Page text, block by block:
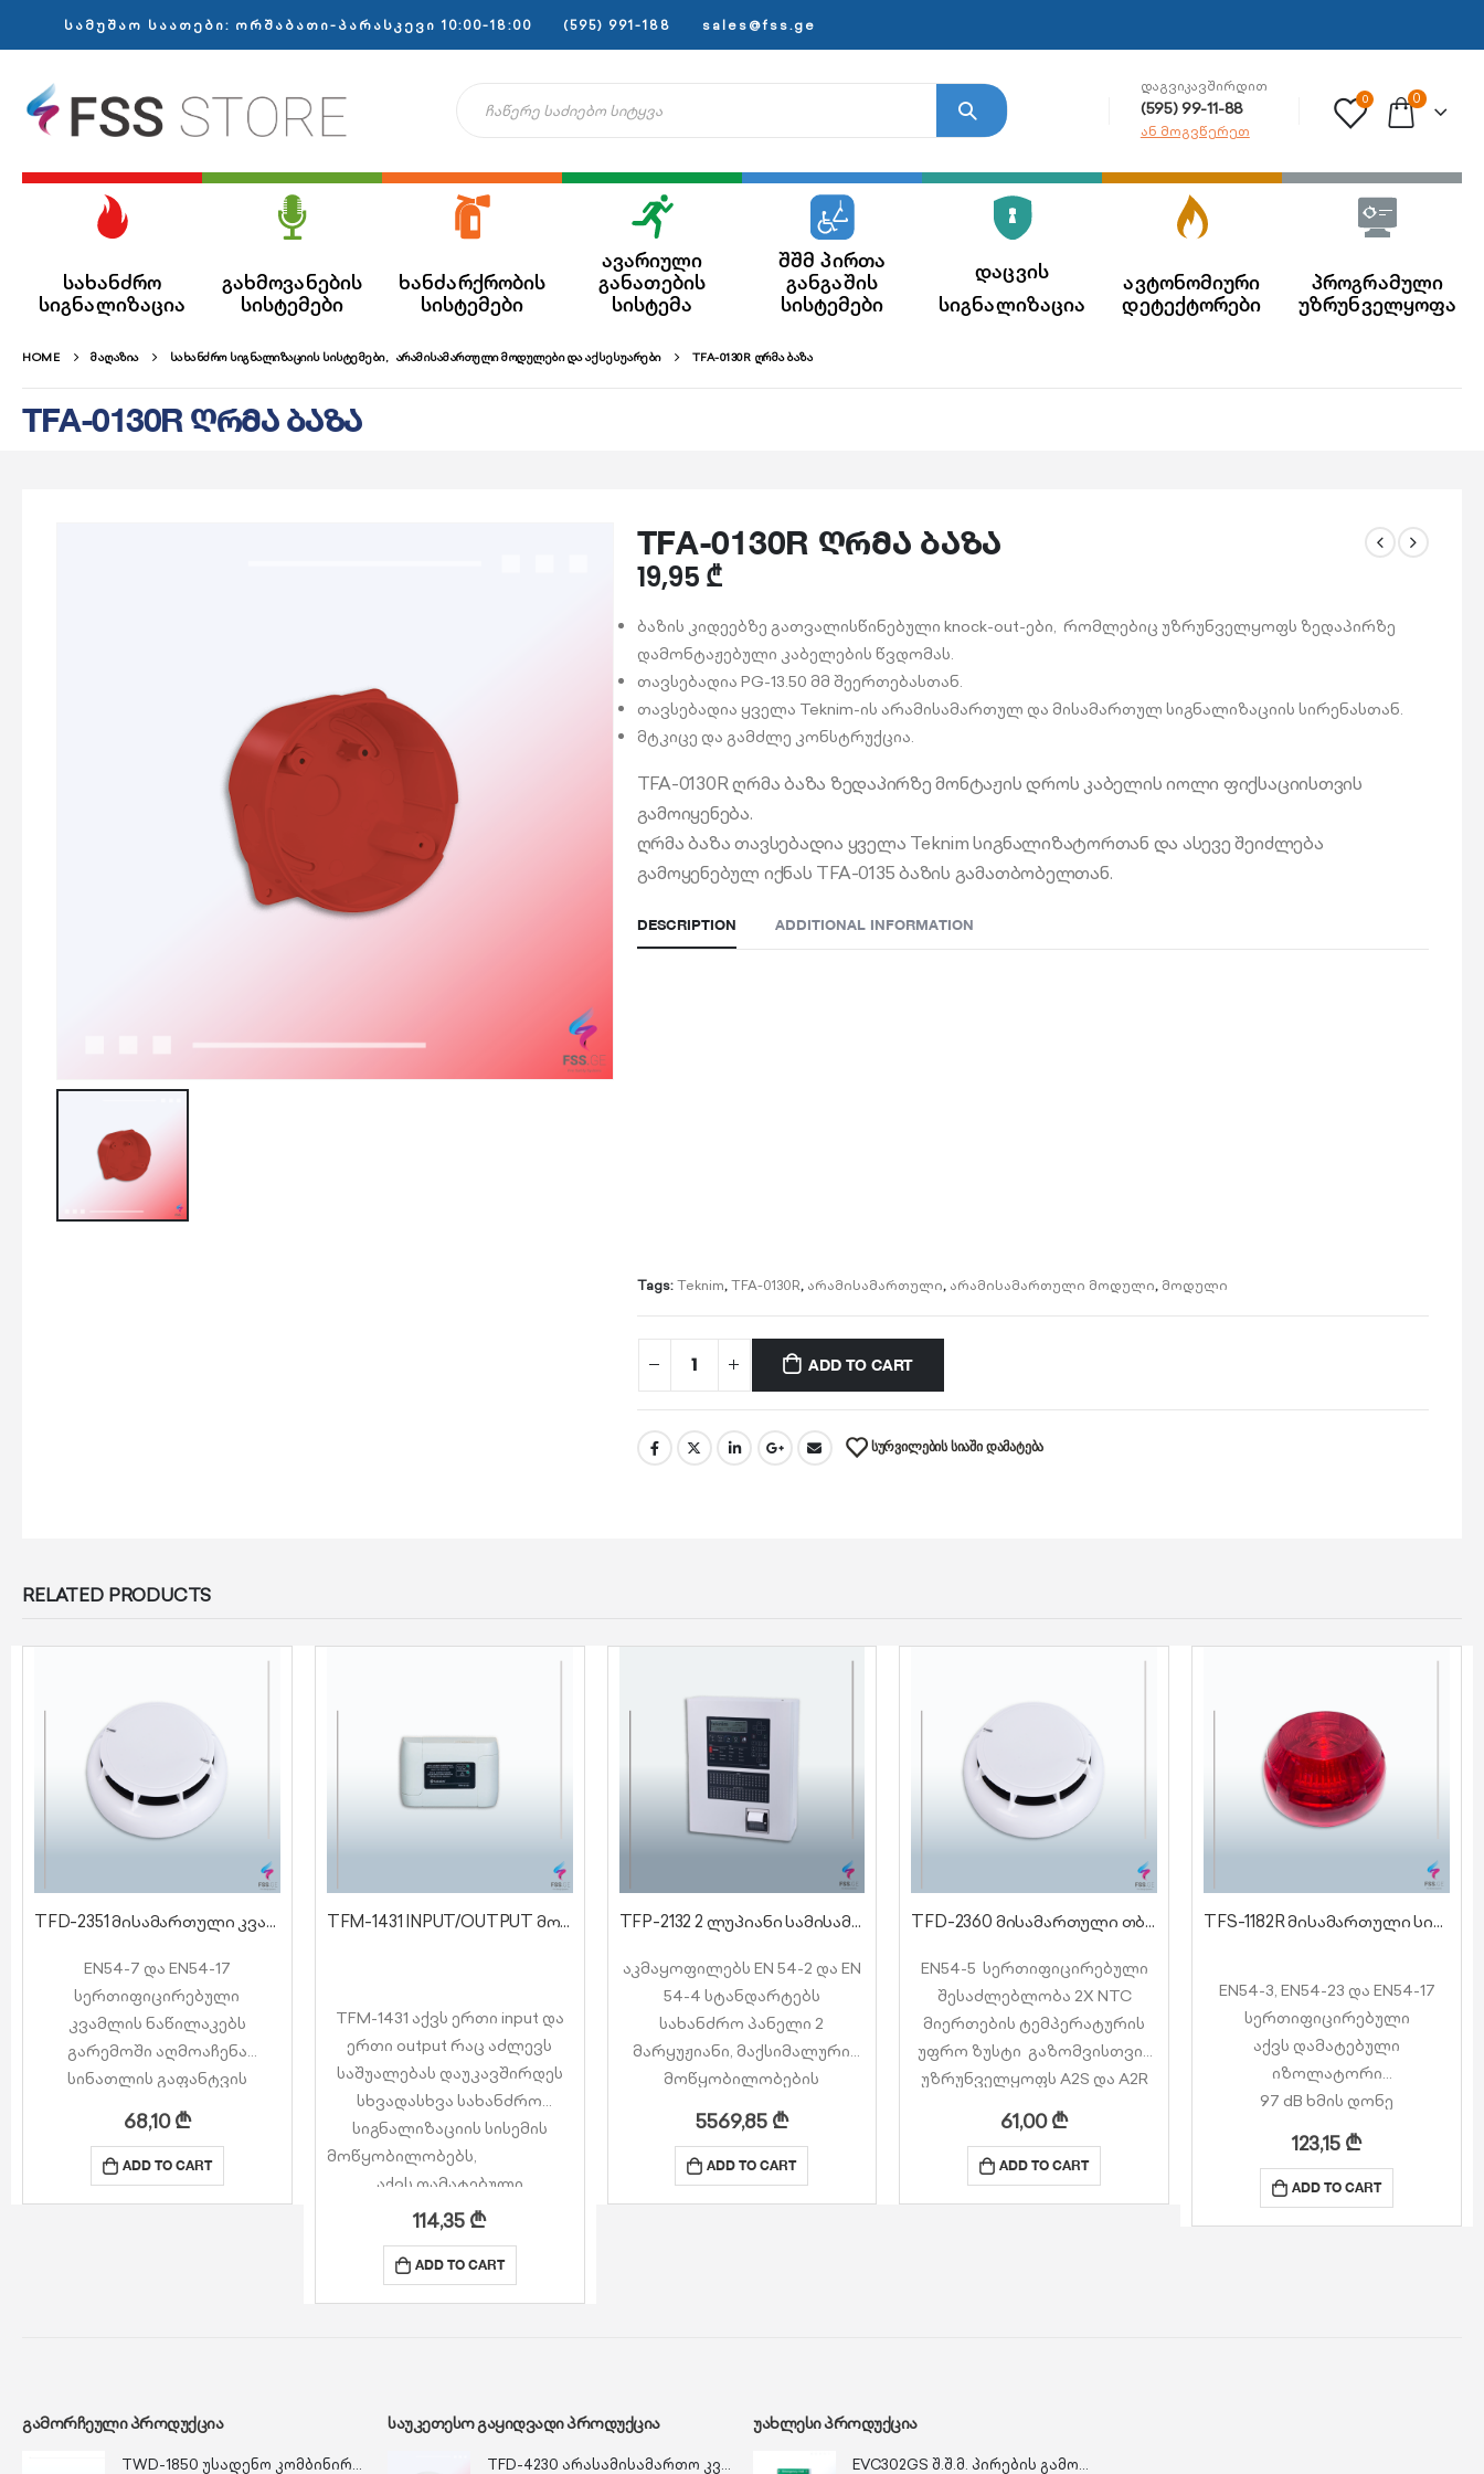
სამუშაო საათები: ორშაბათი-პარასკევი 10:00-18:00 (595) 991-188 sales@fss.ge
ᲓᲐᲒᲕᲘᲙᲐᲕᲨᲘᲠᲓᲘᲗ
(595) 99-11-88
ან მოგვწერეთ
0 0
სახანძრო
სიგნალიზაცია
გახმოვანების
სისტემები
ხანძარქრობის
სისტემები
ავარიული
განათების
სისტემა
შშმ პირთა
განგაშის
სისტემები
დაცვის
სიგნალიზაცია
ავტონომიური
დეტექტორები
პროგრამული
უზრუნველყოფა
HOME ᲛᲐᲦᲐᲖᲘᲐ ᲡᲐᲮᲐᲜᲫᲠᲝ ᲡᲘᲒᲜᲐᲚᲘᲖᲐᲪᲘᲘᲡ ᲡᲘᲡᲢᲔᲛᲔᲑᲘ, ᲐᲠᲐᲛᲘᲡᲐᲛᲐᲠᲗᲣᲚᲘ ᲛᲝᲓᲣᲚᲔᲑᲘ ᲓᲐ ᲐᲥᲡᲔᲡᲣᲐᲠᲔᲑᲘ TFA-0130R ᲦᲠᲛᲐ ᲑᲐᲖᲐ
TFA-0130R ღრმა ბაზა
TFA-0130R ღრმა ბაზა
19,95 ₾
ბაზის კიდეებზე გათვალისწინებული knock-out-ები, რომლებიც უზრუნველყოფს ზედაპირზე
დამონტაჟებული კაბელების წვდომას.
თავსებადია PG-13.50 მმ შეერთებასთან.
თავსებადია ყველა Teknim-ის არამისამართულ და მისამართულ სიგნალიზაციის სირენასთან.
მტკიცე და გამძლე კონსტრუქცია.
TFA-0130R ღრმა ბაზა ზედაპირზე მონტაჟის დროს კაბელის იოლი ფიქსაციისთვის
გამოიყენება.
ღრმა ბაზა თავსებადია ყველა Teknim სიგნალიზატორთან და ასევე შეიძლება
გამოყენებულ იქნას TFA-0135 ბაზის გამათბობელთან.
DESCRIPTION ADDITIONAL INFORMATION
Tags:Teknim,TFA-0130R, არამისამართული, არამისამართული მოდული, მოდული
ADD TO CART
ᲡᲣᲠᲕᲘᲚᲔᲑᲘᲡ ᲡᲘᲐᲨᲘ ᲓᲐᲛᲐᲢᲔᲑᲐ
RELATED PRODUCTS
TFD-2351 მისამართული კვამლის დეტექტორი იზოლატორით
EN54-7 და EN54-17
სერთიფიცირებული
კვამლის ნაწილაკებს
გარემოში აღმოაჩენა
სინათლის გაფანტვის
პრინციპით
2x LED ინდიკატორი,
საშუალებას გაძლევს
დეტექტორის დანახვის 360 °
68,10₾
ADD TO CART
TFM-1431 INPUT/OUTPUT მოდული
TFM-1431 აქვს ერთი input და
ერთი output რაც აძლევს
საშუალებას დაუკავშირდეს
სხვადასხვა სახანძრო
სიგნალიზაციის სისემის
მოწყობილობებს,
აქვს დამატებული
იზოლატორი მოკლე
შერთვისგან დასაცავად.
114,35₾
ADD TO CART
TFP-2132 2 ლუპიანი სამისამართო ქსელური სახანძრო პანელი
აკმაყოფილებს EN 54-2 და EN
54-4 სტანდარტებს
სახანძრო პანელი 2
მარყუჟიანი, მაქსიმალური
მოწყობილობების
რაოდენობა მარყუჟზე 240
ცალი (ჯამში 480 ცალი)
16 პანელის ერთ ქსელში
გაერთიანების
5569,85₾
ADD TO CART
TFD-2360 მისამართული თბური დეტექტორი
EN54-5 სერთიფიცირებული
შესაძლებლობა 2X NTC
მიერთების ტემპერატურის
უფრო ზუსტი გაზომვისთვის
უზრუნველყოფს A2S და A2R
გამოვლენას
სამი სხვადასხვა ფერის
სიგნალი LED-ებით, რათა
აჩვენოს სხვადასხვა სტატუსი,
61,00₾
ADD TO CART
TFS-1182R მისამართული სირენა მანათობლით
EN54-3, EN54-23 და EN54-17
სერთიფიცირებული
აქვს დამატებული
იზოლატორი
97 dB ხმის დონე
42 სხვადასხვა ხმის ტონი
ხმის დონის 3 განსხვავებული
ვარიანტი
3 განსხვავებული Flasher
123,15₾
ADD TO CART
ᲒᲐᲛᲝᲠᲩᲔᲣᲚᲘ ᲞᲠᲝᲓᲣᲥᲪᲘᲐ
TWD-1850 უსადენო კომბინირებული დეტექტორი
ᲡᲐᲣᲙᲔᲗᲔᲡᲝ ᲒᲐᲧᲘᲓᲕᲐᲓᲘ ᲞᲠᲝᲓᲣᲥᲪᲘᲐ
TFD-4230 არასამისამართო კვამლის დეტექტორი
ᲣᲐᲮᲚᲔᲡᲘ ᲞᲠᲝᲓᲣᲥᲪᲘᲐ
EVC302GS შ.შ.მ. პირების გამოძახების წერტილი